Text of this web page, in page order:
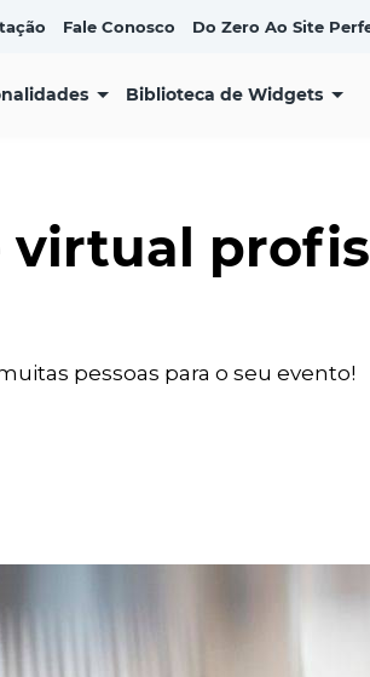
Fale Conosco Do Zero Ao Site
Biblioteca de Widgets
virtual
pessoas para o seu evento!